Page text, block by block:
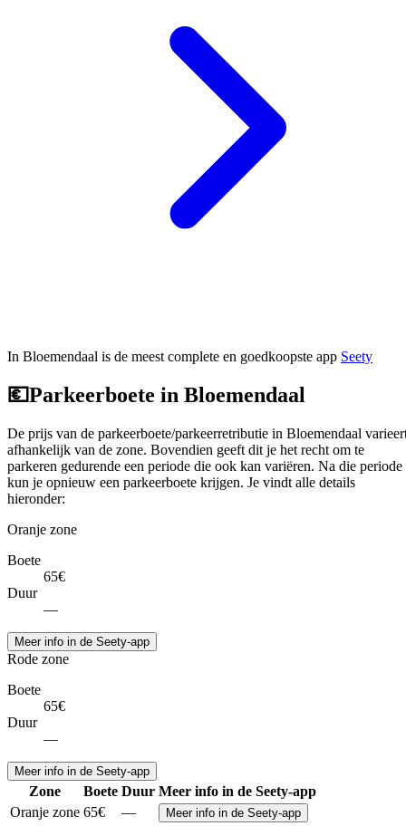
In Bloemendaal is de meest complete en goedkoopste app Seety
💶Parkeerboete in Bloemendaal
De prijs van de parkeerboete/parkeerretributie in Bloemendaal
afhankelijk van de zone. Bovendien geeft dit je het recht om te
parkeren gedurende een periode die ook kan variëren. Na die periode
kun je opnieuw een parkeerboete krijgen. Je vindt alle details
hieronder:
Oranje zone
Boete
65€
Duur
—
Meer info in de Seety-app
Rode zone
Boete
65€
Duur
—
Meer info in de Seety-app
Zone Boete Duur Meer info in de Seety-app
Oranje zone 65€ — Meer info in de Seety-app